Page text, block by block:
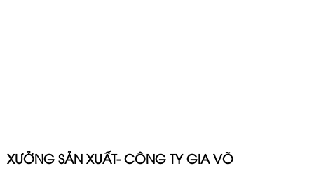
XƯỞNG SẢN XUẤT- CÔNG TY GIA VÕ